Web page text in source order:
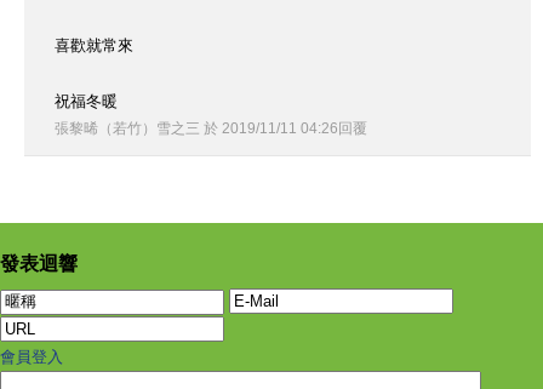
喜歡就常來
祝福冬暖
張黎晞（若竹）雪之三 於 2019/11/11 04:26 回覆
發表迴響
會員登入